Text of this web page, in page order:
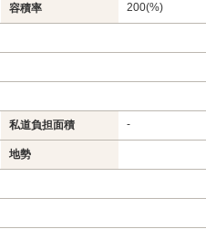
容積率 200(%)
私道負担面積 -
地勢